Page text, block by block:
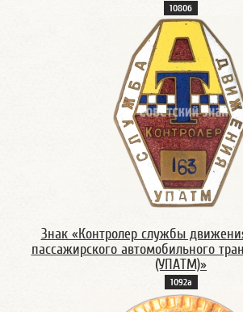
1080б
Знак «Контролер службы
пассажирского автомобильного
(УПАТМ)»
1092а